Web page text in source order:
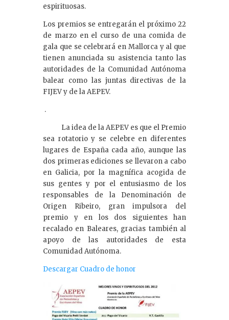
espirituosas.
Los premios se entregarán el próximo 22
de marzo en el curso de una comida de
gala que se celebrará en Mallorca y al que
tienen anunciada su asistencia tanto las
autoridades de la Comunidad Autónoma
balear como las juntas directivas de la
FIJEV y de la AEPEV.
.
La idea de la AEPEV es que el Premio
sea rotatorio y se celebre en diferentes
lugares de España cada año, aunque las
dos primeras ediciones se llevaron a cabo
en Galicia, por la magnífica acogida de
sus gentes y por el entusiasmo de los
responsables de la Denominación de
Origen Ribeiro, gran impulsora del
premio y en los dos siguientes han
recalado en Baleares, gracias también al
apoyo de las autoridades de esta
Comunidad Autónoma.
Descargar Cuadro de honor